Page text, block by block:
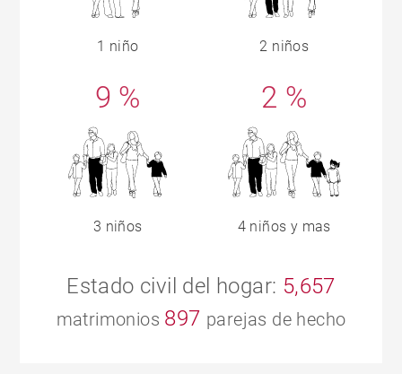
1 niño 2 niños
9 %
3 niños
2 %
4 niños y mas
Estado civil del hogar: 5,657
matrimonios 897 parejas de hecho